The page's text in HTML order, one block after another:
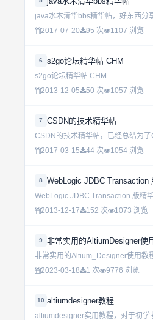
java水木清华bbs精华帖，好东西分
2017-07-20
95 次 1107 浏览
6 s2go论坛精华帖 CHM
s2go论坛精华帖 CHM...
2013-12-05
50 次 1057 浏览
7 CSDN的技术精华帖
2017-03-15
44 次 1054 浏览
8 WebLogic JDBC Transaction
WebLogic JDBC Transaction 版精
2013-12-17
152 次 1073 浏览
9 非常实用的AltiumDesigner使
非常实用的Altium_Designer使用教
2023-03-18
1 次 9776 浏览
10 altiumdesigner教程
altiumdesigner实用教程，对于初学